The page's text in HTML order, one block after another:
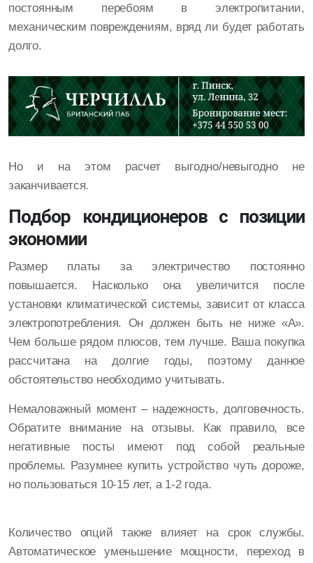
постоянным перебоям в электропитании,
механическим повреждениям, вряд ли будет работать
долго.
Но и на этом расчет выгодно/невыгодно не
заканчивается.
Подбор кондиционеров с позиции
экономии
Размер платы за электричество постоянно
повышается. Насколько она увеличится после
установки климатической системы, зависит от класса
электропотребления. Он должен быть не ниже «А».
Чем больше рядом плюсов, тем лучше. Ваша покупка
рассчитана на долгие годы, поэтому данное
обстоятельство необходимо учитывать.
Немаловажный момент – надежность, долговечность.
Обратите внимание на отзывы. Как правило, все
негативные посты имеют под собой реальные
проблемы. Разумнее купить устройство чуть дороже,
но пользоваться 10-15 лет, а 1-2 года.
Количество опций также влияет на срок службы.
Автоматическое уменьшение мощности, переход в